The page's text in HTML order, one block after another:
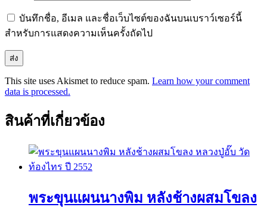
บันทึกชื่อ, อีเมล และชื่อเว็บไซต์ของฉันบนเบราว์เซอร์นี้
สำหรับการแสดงความเห็นครั้งถัดไป
This site uses Akismet to reduce spam. Learn how your comment
data is processed.
สินค้าที่เกี่ยวข้อง
พระขุนแผนนางพิม หลังช้างผสมโขลง